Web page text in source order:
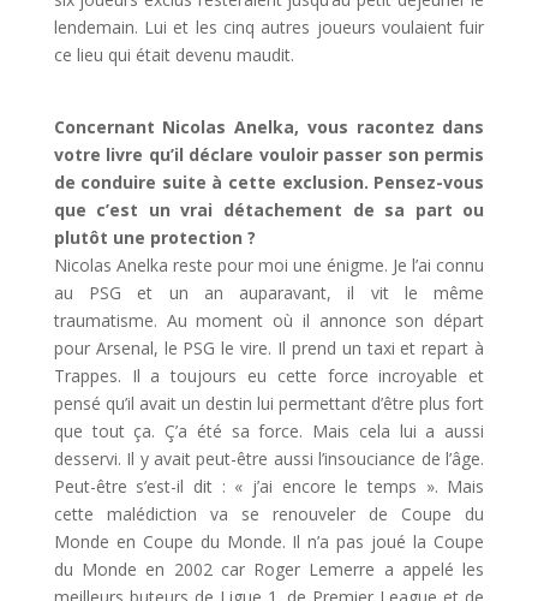
lendemain. Lui et les cinq autres joueurs voulaient fuir
ce lieu qui était devenu maudit.
Concernant Nicolas Anelka, vous racontez dans
votre livre qu’il déclare vouloir passer son permis
de conduire suite à cette exclusion. Pensez-vous
que c’est un vrai détachement de sa part ou
plutôt une protection ?
Nicolas Anelka reste pour moi une énigme. Je l’ai connu
au PSG et un an auparavant, il vit le même
traumatisme. Au moment où il annonce son départ
pour Arsenal, le PSG le vire. Il prend un taxi et repart à
Trappes. Il a toujours eu cette force incroyable et
pensé qu’il avait un destin lui permettant d’être plus fort
que tout ça. Ç’a été sa force. Mais cela lui a aussi
desservi. Il y avait peut-être aussi l’insouciance de l’âge.
Peut-être s’est-il dit : « j’ai encore le temps ». Mais
cette malédiction va se renouveler de Coupe du
Monde en Coupe du Monde. Il n’a pas joué la Coupe
du Monde en 2002 car Roger Lemerre a appelé les